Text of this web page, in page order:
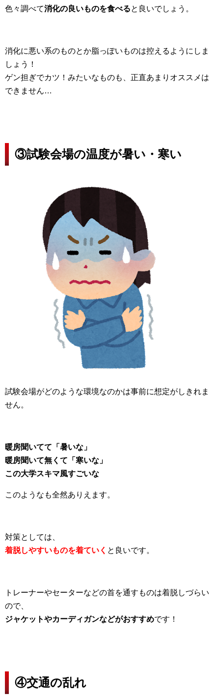
色々調べて消化の良いものを食べると良いでしょう。
消化に悪い系のものとか脂っぽいものは控えるようにしま
しょう！
ゲン担ぎでカツ！みたいなものも、正直あまりオススメは
できません…
③試験会場の温度が暑い・寒い
試験会場がどのような環境なのかは事前に想定がしきれま
せん。
暖房聞いてて「暑いな」
暖房聞いて無くて「寒いな」
この大学スキマ風すごいな
このようなも全然ありえます。
対策としては、
着脱しやすいものを着ていく と良いです。
トレーナーやセーターなどの首を通すものは着脱しづらい
ので、
ジャケットやカーディガンなどがおすすめです！
④交通の乱れ